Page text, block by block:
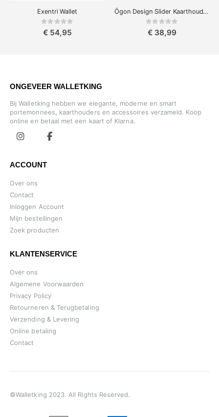
Exentri Wallet
Rating:
€ 54,95
Ögon Design Slider Kaarthouder Aluminum
Rating:
€ 38,99
ONGEVEER WALLETKING
Bij Walletking hebben we elegante, moderne en smart
portemonnees, kaarthouders en accessoires verzameld. Koop
online en betaal met een kaart of Klarna.
ACCOUNT
Over ons
Contact
Inloggen Account
Mijn bestellingen
Zoek producten
KLANTENSERVICE
Over ons
Algemene Voorwaarden
Privacy Policy
Retourneren & Terugbetaling
Verzending & Levering
Online betaling
Contact
©Walletking 2023. All Rights Reserved.